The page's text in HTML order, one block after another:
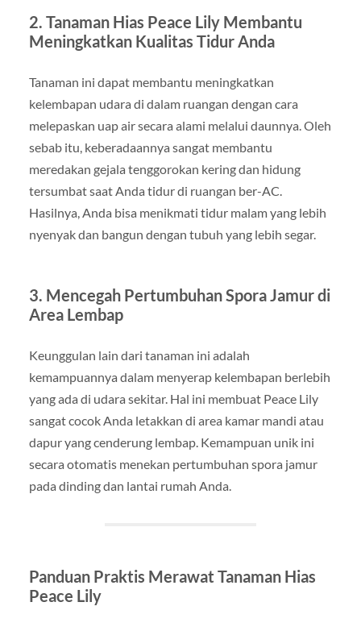
2. Tanaman Hias Peace Lily Membantu
Meningkatkan Kualitas Tidur Anda
Tanaman ini dapat membantu meningkatkan
kelembapan udara di dalam ruangan dengan cara
melepaskan uap air secara alami melalui daunnya. Oleh
sebab itu, keberadaannya sangat membantu
meredakan gejala tenggorokan kering dan hidung
tersumbat saat Anda tidur di ruangan ber-AC.
Hasilnya, Anda bisa menikmati tidur malam yang lebih
nyenyak dan bangun dengan tubuh yang lebih segar.
3. Mencegah Pertumbuhan Spora Jamur di
Area Lembap
Keunggulan lain dari tanaman ini adalah
kemampuannya dalam menyerap kelembapan berlebih
yang ada di udara sekitar. Hal ini membuat Peace Lily
sangat cocok Anda letakkan di area kamar mandi atau
dapur yang cenderung lembap. Kemampuan unik ini
secara otomatis menekan pertumbuhan spora jamur
pada dinding dan lantai rumah Anda.
Panduan Praktis Merawat Tanaman Hias
Peace Lily